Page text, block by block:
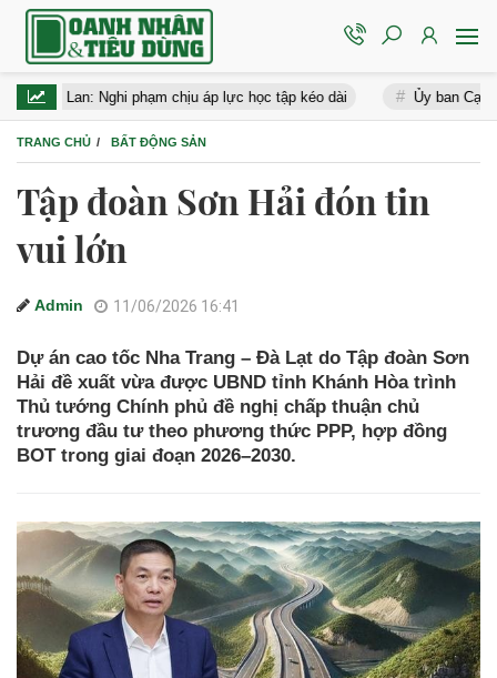
Nghi phạm chịu áp lực học tập kéo dài Ủy ban Cạnh tranh
TRANG CHỦ BẤT ĐỘNG SẢN
Tập đoàn Sơn Hải đón tin
vui lớn
Admin 11/06/2026 16:41
Dự án cao tốc Nha Trang – Đà Lạt do Tập đoàn Sơn
Hải đề xuất vừa được UBND tỉnh Khánh Hòa trình
Thủ tướng Chính phủ đề nghị chấp thuận chủ
trương đầu tư theo phương thức PPP, hợp đồng
BOT trong giai đoạn 2026–2030.